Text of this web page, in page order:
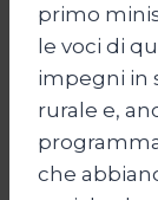
primo
le voci di
impegni in
rurale e,
che